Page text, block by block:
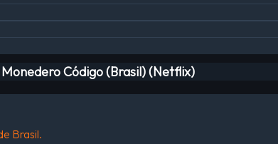
Código (Brasil) (Netflix)
Brasil.